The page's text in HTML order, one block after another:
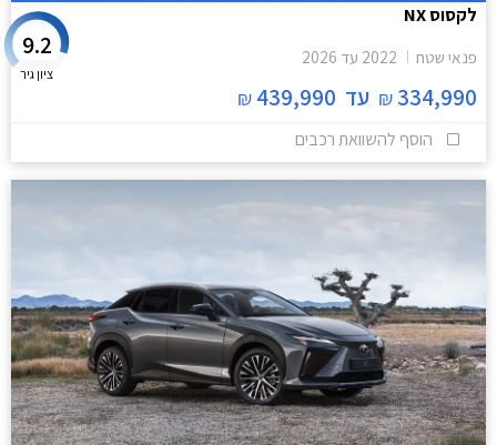
לקסוס NX
פנאי שטח 2022 עד 2026
334,990
₪ עד 439,990
₪
9.2
ציון גיר
הוסף להשוואת רכבים